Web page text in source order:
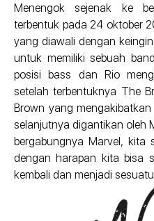
Menengok sejenak ke
terbentuk pada 24 oktober
yang diawali dengan
untuk memiliki sebuah
posisi bass dan Rio
setelah terbentuknya The
Brown yang
selanjutnya digantikan oleh
bergabungnya Marvel, kita
dengan harapan kita bisa
kembali dan menjadi